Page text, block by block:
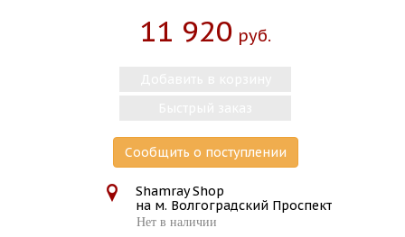
11 920 Руб.
Сообщить о поступлении
Shamray Shop
на м. Волгоградский Проспект
Нет в наличии